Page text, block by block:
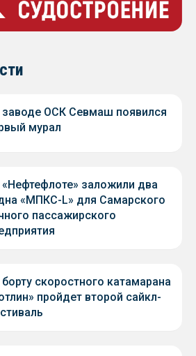
заводе ОСК Севмаш появился
мурал
заложили два
«МПКС-L» для Самарского
пассажирского
скоростного катамарана
пройдет второй сайкл-